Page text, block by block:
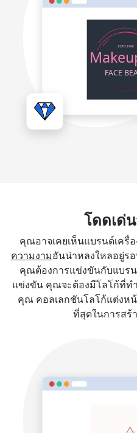
โดดเด่
คุณอาจเคยเห็นแบรนด์เครื่
ความงามอันน่าหลงใหลอยู่ร
คุณต้องการแข่งขันกับแบร
แข่งขัน คุณจะต้องมีโลโก้ที่ท
คุณ คอลเลกชันโลโก้แต่งห
ที่สุดในการสร้